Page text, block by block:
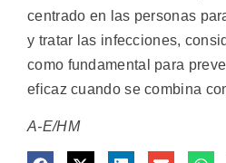
centrado en las personas
y tratar las infecciones,
como fundamental para
eficaz cuando se combina
A-E/HM